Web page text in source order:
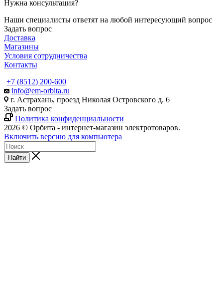
Нужна консультация?
Наши специалисты ответят на любой интересующий вопрос
Задать вопрос
Доставка
Магазины
Условия сотрудничества
Контакты
+7 (8512) 200-600
info@em-orbita.ru
г. Астрахань, проезд Николая Островского д. 6
Задать вопрос
Политика конфиденциальности
2026 © Орбита - интернет-магазин электротоваров.
Включить версию для компьютера
Найти